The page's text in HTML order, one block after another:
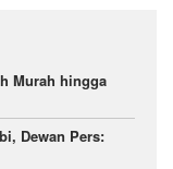
Murah hingga
Dewan Pers: